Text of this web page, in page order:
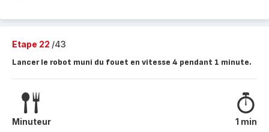
Etape 22 /43
Lancer le robot muni du fouet en vitesse 4 pendant 1 minute.
Minuteur 1 min